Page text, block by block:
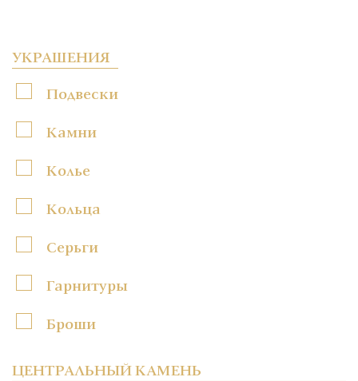
УКРАШЕНИЯ
Подвески
Камни
Колье
Кольца
Серьги
Гарнитуры
Броши
ЦЕНТРАЛЬНЫЙ КАМЕНЬ